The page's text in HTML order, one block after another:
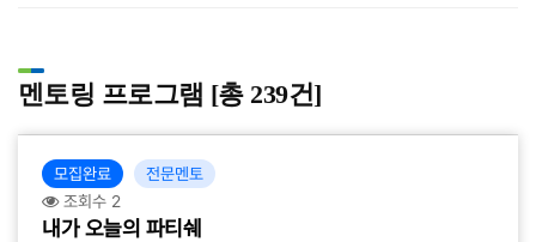
멘토링 프로그램 [총 239건]
모집완료
전문멘토
조회수 2
내가 오늘의 파티쉐